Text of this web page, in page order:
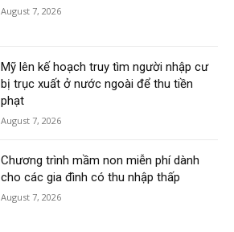
August 7, 2026
Mỹ lên kế hoạch truy tìm người nhập cư
bị trục xuất ở nước ngoài để thu tiền
phạt
August 7, 2026
Chương trình mầm non miễn phí dành
cho các gia đình có thu nhập thấp
August 7, 2026